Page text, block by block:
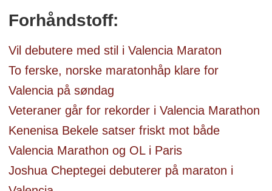
Forhåndstoff:
Vil debutere med stil i Valencia Maraton
To ferske, norske maratonhåp klare for
Valencia på søndag
Veteraner går for rekorder i Valencia Marathon
Kenenisa Bekele satser friskt mot både
Valencia Marathon og OL i Paris
Joshua Cheptegei debuterer på maraton i